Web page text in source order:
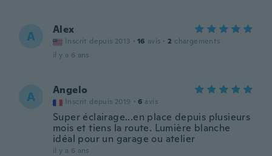
A Alex
Inscrit depuis 2013 · 16 avis · 2 chargements
il y a 6 ans
A Angelo
Inscrit depuis 2019 · 6 avis
Super éclairage...en place depuis plusieurs
mois et tiens la route. Lumière blanche
idéal pour un garage ou atelier
il y a 6 ans